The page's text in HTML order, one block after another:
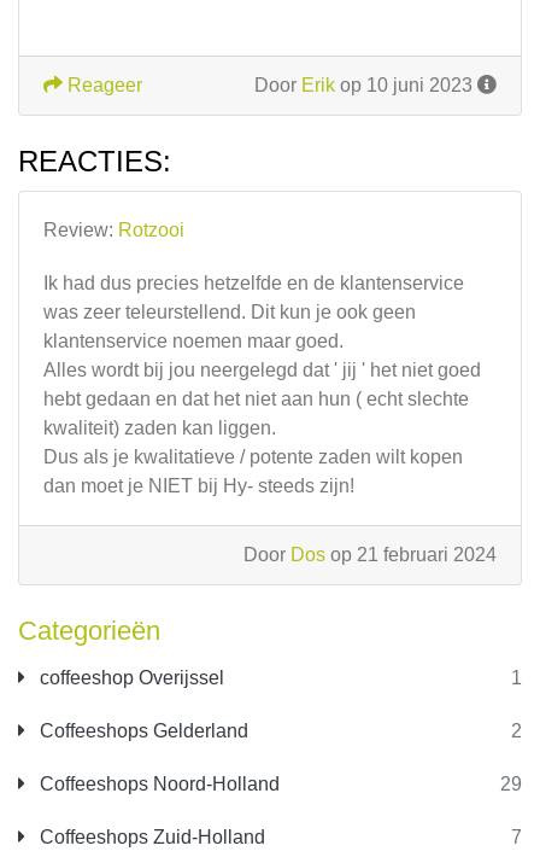
Categorieën
coffeeshop Overijssel 1
Coffeeshops Gelderland 2
Coffeeshops Noord-Holland 29
Coffeeshops Zuid-Holland 7
Door Erik op 10 juni 2023
Reageer
REACTIES:
Review: Rotzooi
Ik had dus precies hetzelfde en de klantenservice
was zeer teleurstellend. Dit kun je ook geen
klantenservice noemen maar goed.
Alles wordt bij jou neergelegd dat ' jij ' het niet goed
hebt gedaan en dat het niet aan hun ( echt slechte
kwaliteit) zaden kan liggen.
Dus als je kwalitatieve / potente zaden wilt kopen
dan moet je NIET bij Hy- steeds zijn!
Door Dos op 21 februari 2024